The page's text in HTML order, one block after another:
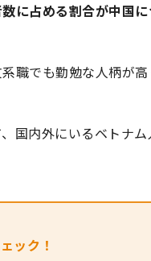
に占める割合が中国
職でも勤勉な人柄が
国内外にいるベトナ
ック！